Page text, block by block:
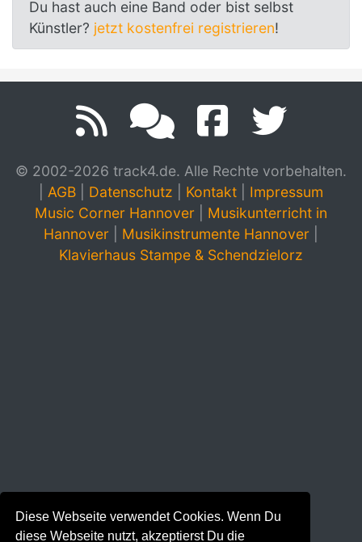
Diese Webseite verwendet Cookies. Wenn Du
diese Webseite nutzt, akzeptierst Du die
Du hast auch eine Band oder bist selbst
Künstler? jetzt kostenfrei registrieren!
© 2002-2026 track4.de. Alle Rechte vorbehalten.
AGB Datenschutz Kontakt
Impressum
Music Corner Hannover
Musikunterricht in
Hannover
Musikinstrumente Hannover
Klavierhaus Stampe & Schendzielorz